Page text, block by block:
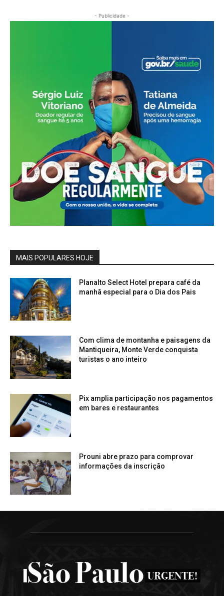
- Publicidade -
MAIS POPULARES HOJE
Planalto Select Hotel prepara café da
manhã especial para o Dia dos Pais
Com clima de montanha e paisagens da
Mantiqueira, Monte Verde conquista
turistas o ano inteiro
Pix amplia participação nos pagamentos
em bares e restaurantes
Prouni abre prazo para comprovar
informações da inscrição